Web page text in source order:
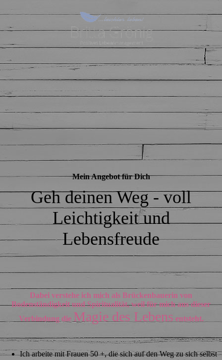
Mein Angebot für Dich
Geh deinen Weg - voll
Leichtigkeit und
Lebensfreude
Dabei verstehe ich mich als Brückenbauerin von
Bodenständigkeit und Spiritualität, weil für mich aus dieser
Verbindung die Magie des Lebens entsteht.
Ich arbeite mit Frauen 50 +, die sich auf den Weg zu sich selbst